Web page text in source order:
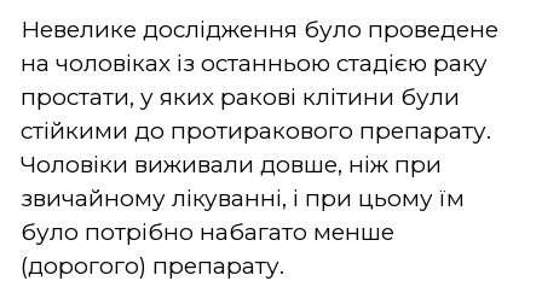
Невелике дослідження було проведене
на чоловіках із останньою стадією раку
простати, у яких ракові клітини були
стійкими до протиракового препарату.
Чоловіки виживали довше, ніж при
звичайному лікуванні, і при цьому їм
було потрібно набагато менше
(дорогого) препарату.